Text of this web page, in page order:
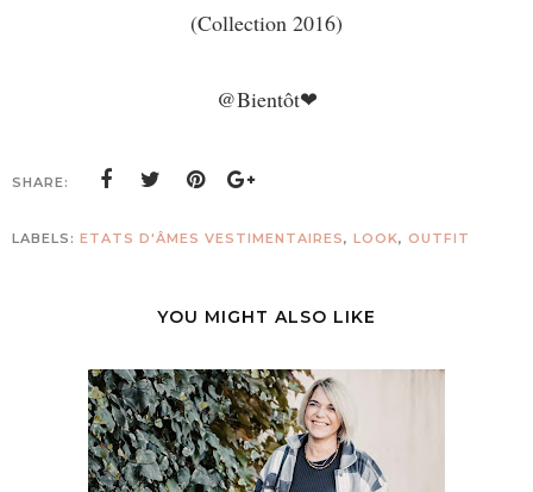
(Collection 2016)
@Bientôt❤
SHARE:
LABELS: ETATS D'ÂMES VESTIMENTAIRES, LOOK, OUTFIT
YOU MIGHT ALSO LIKE